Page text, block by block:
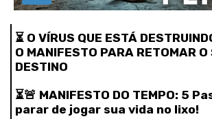
⏳ O VÍRUS QUE ESTÁ
O MANIFESTO PARA RETOMAR O
DESTINO
⏳🚨 MANIFESTO DO TEMPO: 5
parar de jogar sua vida no lixo!